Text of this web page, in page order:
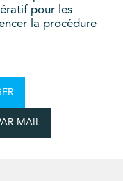
pour les
la procédure
MAIL